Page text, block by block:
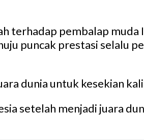
pembalap muda
puncak prestasi selalu
dunia untuk kesekian
setelah menjadi juara